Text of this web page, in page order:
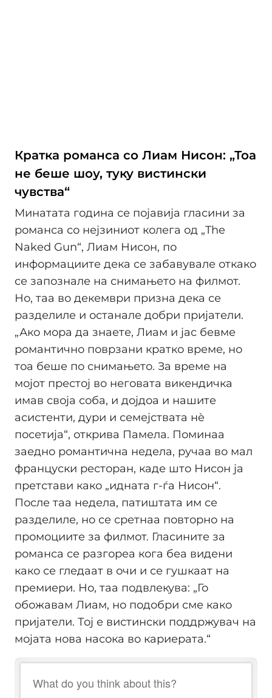
Кратка романса со Лиам Нисон: „Тоа
не беше шоу, туку вистински
чувства“
Минатата година се појавија гласини за
романса со нејзиниот колега од „The
Naked Gun“, Лиам Нисон, по
информациите дека се забавувале откако
се запознале на снимањето на филмот.
Но, таа во декември призна дека се
разделиле и останале добри пријатели.
„Ако мора да знаете, Лиам и јас бевме
романтично поврзани кратко време, но
тоа беше по снимањето. За време на
мојот престој во неговата викендичка
имав своја соба, и дојдоа и нашите
асистенти, дури и семејствата нè
посетија“, открива Памела. Поминаа
заедно романтична недела, ручаа во мал
француски ресторан, каде што Нисон ја
претстави како „идната г-ѓа Нисон“.
После таа недела, патиштата им се
разделиле, но се сретнаа повторно на
промоциите за филмот. Гласините за
романса се разгореа кога беа видени
како се гледаат в очи и се гушкаат на
премиери. Но, таа подвлекува: „Го
обожавам Лиам, но подобри сме како
пријатели. Тој е вистински поддржувач на
мојата нова насока во кариерата.“